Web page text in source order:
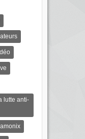
lutte anti-